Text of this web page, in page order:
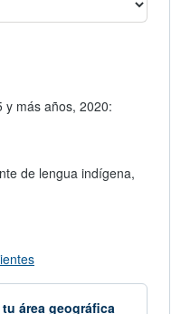
y más años, 2020:
de lengua indígena,
abre en nueva ventana
área geográfica